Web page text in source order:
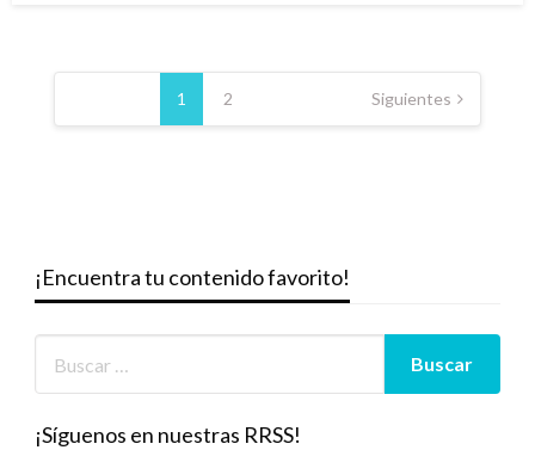
Paginación
entradas
1 2 Siguientes
¡Encuentra tu contenido favorito!
¡Síguenos en nuestras RRSS!